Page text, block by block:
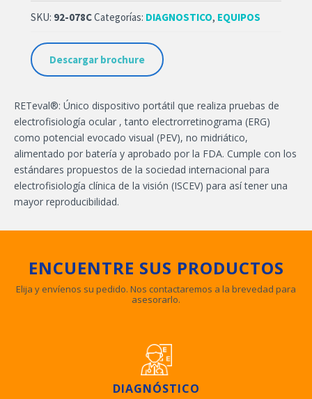
SKU: 92-078CCategorías: DIAGNOSTICO, EQUIPOS
Descargar brochure
RETeval®: Único dispositivo portátil que realiza pruebas de
electrofisiología ocular , tanto electrorretinograma (ERG)
como potencial evocado visual (PEV), no midriático,
alimentado por batería y aprobado por la FDA. Cumple con los
estándares propuestos de la sociedad internacional para
electrofisiología clínica de la visión (ISCEV) para así tener una
mayor reproducibilidad.
ENCUENTRE SUS PRODUCTOS
Elija y envíenos su pedido. Nos contactaremos a la brevedad para
asesorarlo.
DIAGNÓSTICO